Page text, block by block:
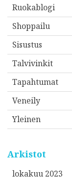
Ruokablogi
Shoppailu
Sisustus
Talvivinkit
Tapahtumat
Veneily
Yleinen
Arkistot
lokakuu 2023